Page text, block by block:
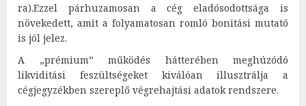
ra).Ezzel párhuzamosan a cég eladósodottsága is
növekedett, amit a folyamatosan romló bonitási mutató
is jól jelez.
A „prémium” működés hátterében meghúzódó
likviditási feszültségeket kiválóan illusztrálja a
cégjegyzékben szereplő végrehajtási adatok rendszere.